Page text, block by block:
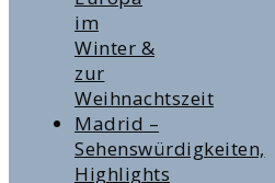
im
Winter &
zur
Weihnachtszeit
Madrid –
Sehenswürdigkeiten,
Highlights